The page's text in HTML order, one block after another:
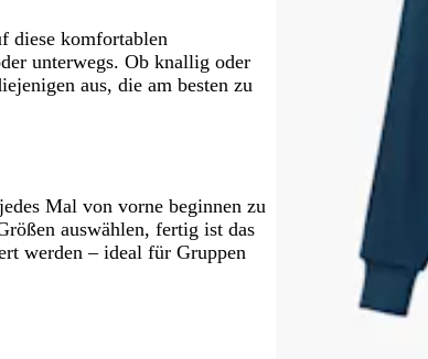
diese komfortablen
unterwegs. Ob knallig oder
aus, die am besten zu
Mal von vorne beginnen zu
auswählen, fertig ist das
werden – ideal für Gruppen